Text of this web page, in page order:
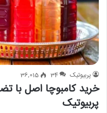
پربیوتیک 34
36,015
خرید کامبوچا اصل با
پربیوتیک